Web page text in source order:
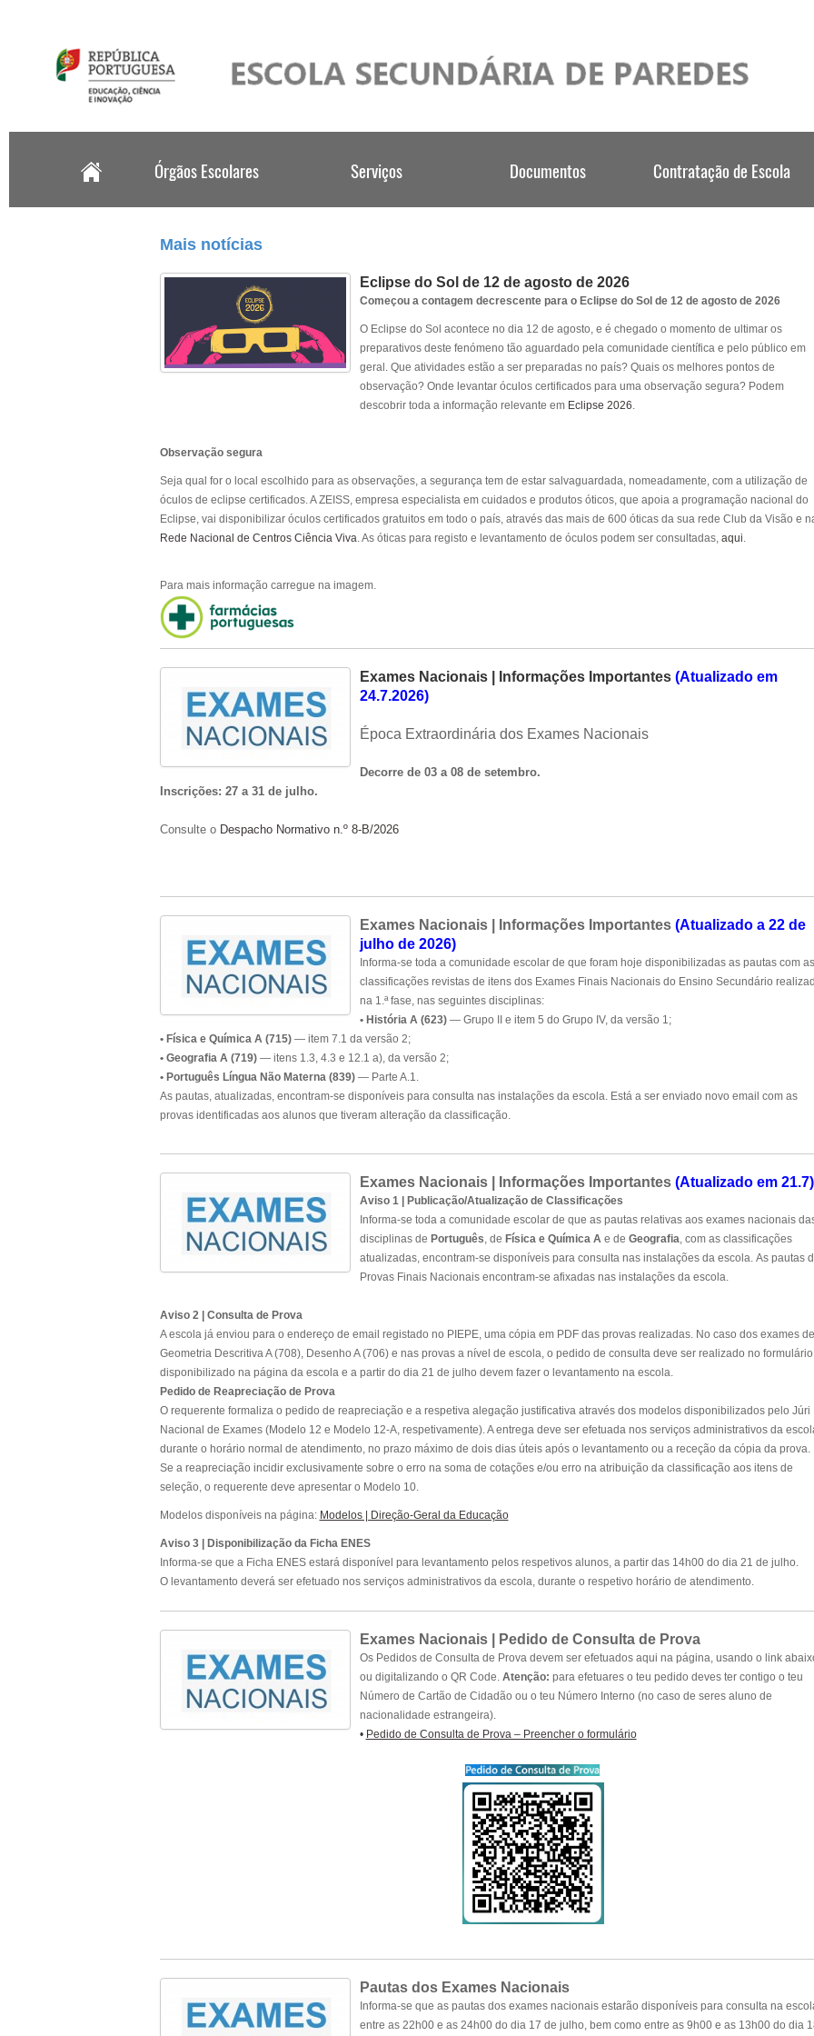
Mais notícias
Eclipse do Sol de 12 de agosto de 2026
Começou a contagem decrescente para o Eclipse do Sol de 12 de agosto de 2026
O Eclipse do Sol acontece no dia 12 de agosto, e é chegado o momento de ultimar os
preparativos deste fenómeno tão aguardado pela comunidade científica e pelo público em
geral. Que atividades estão a ser preparadas no país? Quais os melhores pontos de
observação? Onde levantar óculos certificados para uma observação segura? Podem
descobrir toda a informação relevante em Eclipse 2026.
Observação segura
Seja qual for o local escolhido para as observações, a segurança tem de estar salvaguardada, nomeadamente, com a utilização de
óculos de eclipse certificados. A ZEISS, empresa especialista em cuidados e produtos óticos, que apoia a programação nacional do
Eclipse, vai disponibilizar óculos certificados gratuitos em todo o país, através das mais de 600 óticas da sua rede Club da Visão e
Rede Nacional de Centros Ciência Viva. As óticas para registo e levantamento de óculos podem ser consultadas, aqui.
Para mais informação carregue na imagem.
Exames Nacionais | Informações Importantes (Atualizado em
24.7.2026)
Época Extraordinária dos Exames Nacionais
Decorre de 03 a 08 de setembro.
Inscrições: 27 a 31 de julho.
Consulte o Despacho Normativo n.º 8-B/2026
Exames Nacionais | Informações Importantes (Atualizado a 22 de
julho de 2026)
Informa-se toda a comunidade escolar de que foram hoje disponibilizadas as pautas com as
classificações revistas de itens dos Exames Finais Nacionais do Ensino Secundário
na 1.ª fase, nas seguintes disciplinas:
• História A (623)— Grupo II e item 5 do Grupo IV, da versão 1;
• Física e Química A (715)— item 7.1 da versão 2;
• Geografia A (719)— itens 1.3, 4.3 e 12.1 a), da versão 2;
• Português Língua Não Materna (839)— Parte A.1.
As pautas, atualizadas, encontram-se disponíveis para consulta nas instalações da escola. Está a ser enviado novo email com as
provas identificadas aos alunos que tiveram alteração da classificação.
Exames Nacionais | Informações Importantes (Atualizado em 21.7)
Aviso 1 | Publicação/Atualização de Classificações
Informa-se toda a comunidade escolar de que as pautas relativas aos exames nacionais
disciplinas de Português, de Física e Química Ae de Geografia, com as classificações
atualizadas, encontram-se disponíveis para consulta nas instalações da escola. As pautas
Provas Finais Nacionais encontram-se afixadas nas instalações da escola.
Aviso 2 | Consulta de Prova
A escola já enviou para o endereço de email registado no PIEPE, uma cópia em PDF das provas realizadas. No caso dos exames de
Geometria Descritiva A (708), Desenho A (706) e nas provas a nível de escola, o pedido de consulta deve ser realizado no formulário
disponibilizado na página da escola e a partir do dia 21 de julho devem fazer o levantamento na escola.
Pedido de Reapreciação de Prova
O requerente formaliza o pedido de reapreciação e a respetiva alegação justificativa através dos modelos disponibilizados pelo Júri
Nacional de Exames (Modelo 12 e Modelo 12-A, respetivamente). A entrega deve ser efetuada nos serviços administrativos da
durante o horário normal de atendimento, no prazo máximo de dois dias úteis após o levantamento ou a receção da cópia da prova.
Se a reapreciação incidir exclusivamente sobre o erro na soma de cotações e/ou erro na atribuição da classificação aos itens de
seleção, o requerente deve apresentar o Modelo 10.
Modelos disponíveis na página: Modelos | Direção-Geral da Educação
Aviso 3 | Disponibilização da Ficha ENES
Informa-se que a Ficha ENES estará disponível para levantamento pelos respetivos alunos, a partir das 14h00do dia 21 de julho.
O levantamento deverá ser efetuado nos serviços administrativos da escola, durante o respetivo horário de atendimento.
Exames Nacionais | Pedido de Consulta de Prova
Os Pedidos de Consulta de Prova devem ser efetuados aqui na página, usando o link
ou digitalizando o QR Code. Atenção: para efetuares o teu pedido deves ter contigo o teu
Número de Cartão de Cidadão ou o teu Número Interno (no caso de seres aluno de
nacionalidade estrangeira).
• Pedido de Consulta de Prova – Preencher o formulário
Pautas dos Exames Nacionais
Informa-se que as pautas dos exames nacionais estarão disponíveis para consulta na
entre as 22h00 e as 24h00 do dia 17 de julho, bem como entre as 9h00 e as 13h00 do dia